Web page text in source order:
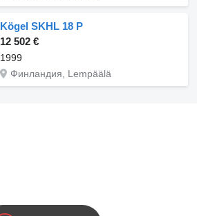
Kögel SKHL 18 P
12 502 €
1999
Финландия, Lempäälä